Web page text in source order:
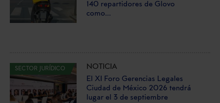
140 repartidores de Glovo
como...
SECTOR JURÍDICO
NOTICIA
El XI Foro Gerencias Legales
Ciudad de México 2026 tendrá
lugar el 3 de septiembre